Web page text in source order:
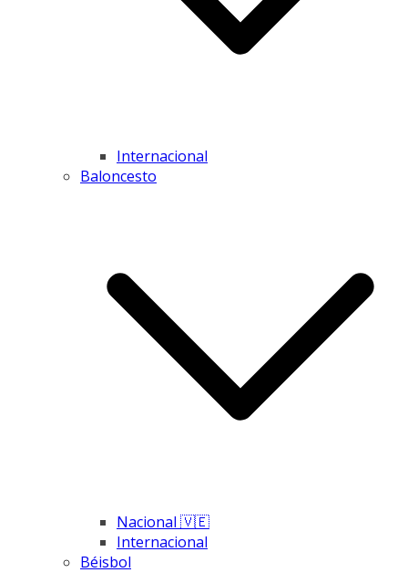
Internacional
Baloncesto
Nacional 🇻🇪
Internacional
Béisbol